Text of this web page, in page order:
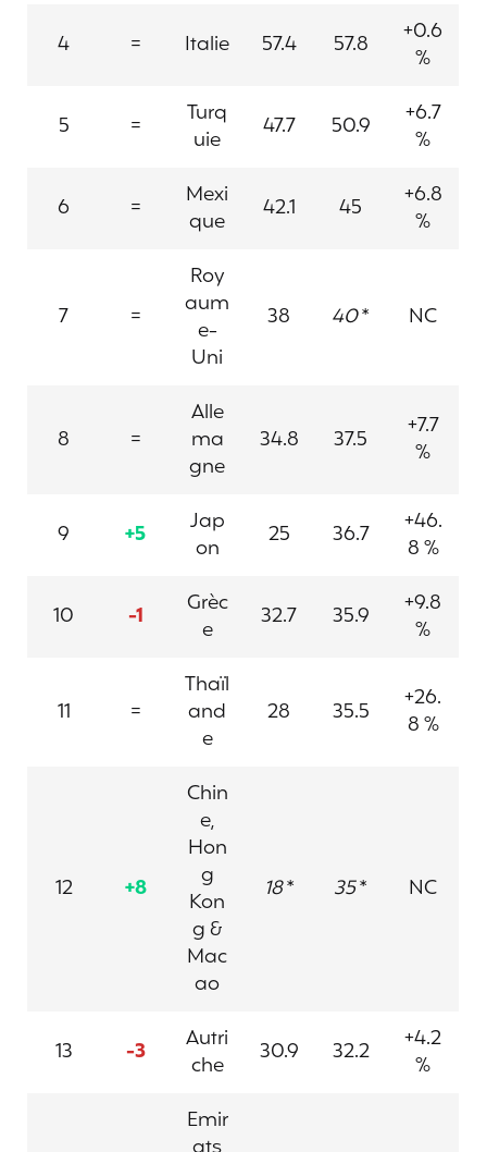
4 = Italie 57.4 57.8
+0.6
%
5 =
Turq
uie
47.7 50.9
+6.7
%
6 =
Mexi
que
42.1 45
+6.8
%
7 =
Roy
aum
e-
Uni
38 40* NC
8 =
Alle
ma
gne
34.8 37.5
+7.7
%
9 +5
Jap
on
25 36.7
+46.
8 %
10 -1
Grèc
e
32.7 35.9
+9.8
%
11 =
Thaïl
and
e
28 35.5
+26.
8 %
12 +8
Chin
e,
Hon
g
Kon
g &
Mac
ao
18* 35* NC
13 -3
Autri
che
30.9 32.2
+4.2
%
Emir